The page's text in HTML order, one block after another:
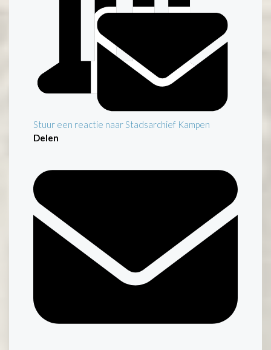
Stuur een reactie naar Stadsarchief Kampen
Delen